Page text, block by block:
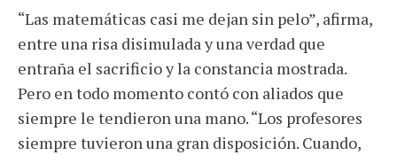
“Las matemáticas casi me dejan sin pelo”, afirma,
entre una risa disimulada y una verdad que
entraña el sacrificio y la constancia mostrada.
Pero en todo momento contó con aliados que
siempre le tendieron una mano. “Los profesores
siempre tuvieron una gran disposición. Cuando,